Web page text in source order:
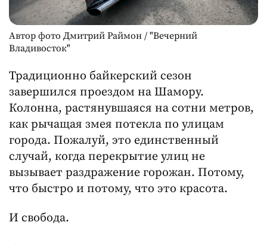
Автор фото Дмитрий Раймон / "Вечерний
Владивосток"
Традиционно байкерский сезон
завершился проездом на Шамору.
Колонна, растянувшаяся на сотни метров,
как рычащая змея потекла по улицам
города. Пожалуй, это единственный
случай, когда перекрытие улиц не
вызывает раздражение горожан. Потому,
что быстро и потому, что это красота.
И свобода.